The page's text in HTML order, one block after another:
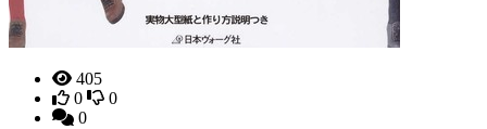
405
0
0
0